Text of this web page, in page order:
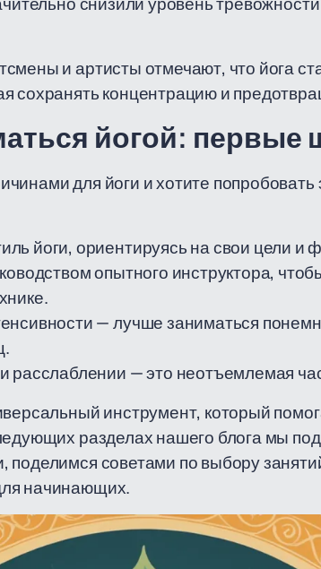
и артисты отмечают, что йога
сохранять концентрацию и
йогой: первые
для йоги и хотите попробовать
йоги, ориентируясь на свои цели и
опытного инструктора,
— лучше заниматься
расслаблении — это неотъемлемая
инструмент, который
разделах нашего блога мы
поделимся советами по выбору
начинающих.